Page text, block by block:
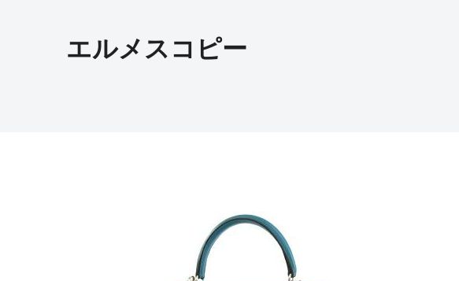
エルメスコピー